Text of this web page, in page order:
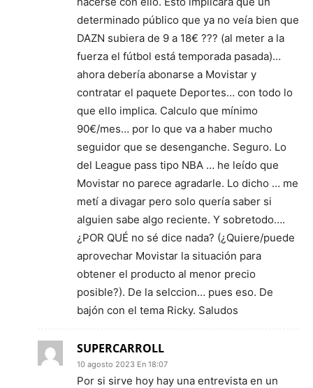
determinado público que ya no veía bien que
DAZN subiera de 9 a 18€ ??? (al meter a la
fuerza el fútbol está temporada pasada)…
ahora debería abonarse a Movistar y
contratar el paquete Deportes… con todo lo
que ello implica. Calculo que mínimo
90€/mes… por lo que va a haber mucho
seguidor que se desenganche. Seguro. Lo
del League pass tipo NBA … he leído que
Movistar no parece agradarle. Lo dicho … me
metí a divagar pero solo quería saber si
alguien sabe algo reciente. Y sobretodo….
¿POR QUÉ no sé dice nada? (¿Quiere/puede
aprovechar Movistar la situación para
obtener el producto al menor precio
posible?). De la selccion… pues eso. De
bajón con el tema Ricky. Saludos
SUPERCARROLL
10 agosto 2023 En 18:07
Por si sirve hoy hay una entrevista en un